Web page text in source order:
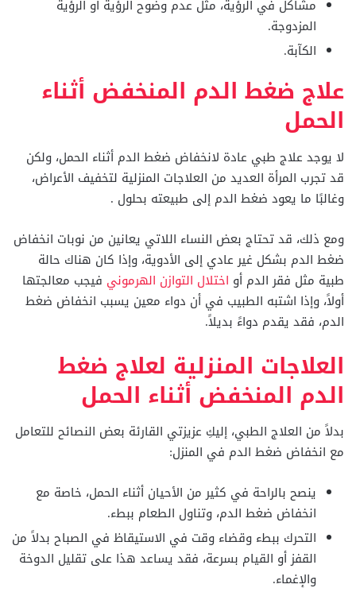
مشاكل في الرؤية، مثل عدم وضوح الرؤية أو الرؤية
المزدوجة.
الكآبة.
علاج ضغط الدم المنخفض أثناء
الحمل
لا يوجد علاج طبي عادة لانخفاض ضغط الدم أثناء الحمل، ولكن
قد تجرب المرأة العديد من العلاجات المنزلية لتخفيف الأعراض،
وغالبًا ما يعود ضغط الدم إلى طبيعته بحلول .
ومع ذلك، قد تحتاج بعض النساء اللاتي يعانين من نوبات انخفاض
ضغط الدم بشكل غير عادي إلى الأدوية، وإذا كان هناك حالة
طبية مثل فقر الدم أو اختلال التوازن الهرموني فيجب معالجتها
أولاً، وإذا اشتبه الطبيب في أن دواء معين يسبب انخفاض ضغط
الدم، فقد يقدم دواءً بديلاً.
العلاجات المنزلية لعلاج ضغط
الدم المنخفض أثناء الحمل
بدلاً من العلاج الطبي، إليكِ عزيزتي القارئة بعض النصائح للتعامل
مع انخفاض ضغط الدم في المنزل:
ينصح بالراحة في كثير من الأحيان أثناء الحمل، خاصة مع
انخفاض ضغط الدم، وتناول الطعام ببطء.
التحرك ببطء وقضاء وقت في الاستيقاظ في الصباح بدلاً من
القفز أو القيام بسرعة، فقد يساعد هذا على تقليل الدوخة
والإغماء.